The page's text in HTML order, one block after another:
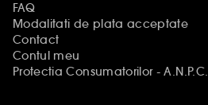
FAQ
Modalitati de plata acceptate
Contact
Contul meu
Protectia Consumatorilor - A.N.P.C.